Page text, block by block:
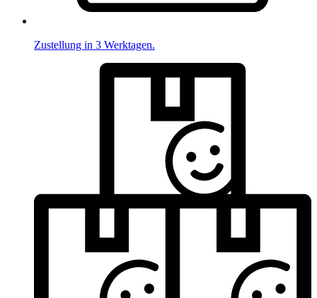
Zustellung in 3 Werktagen.